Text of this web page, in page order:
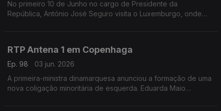
No primeiro 10 de Junho no cargo de Presidente da
República, António José Seguro visita o Luxemburgo, onde
RTP Antena 1 em Copenhaga
Ep. 98
03 jun. 2026
A primeira-ministra dinamarquesa anunciou a formação de uma
nova coligação minoritária de esquerda. Eduarda Maio